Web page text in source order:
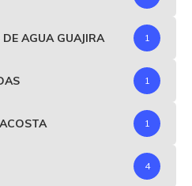
AGUA GUAJIRA 1
1
1
4